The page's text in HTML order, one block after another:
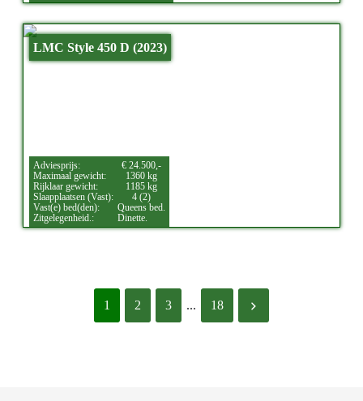
LMC Style 450 D (2023)
Adviesprijs:
€ 24.500,-
Maximaal gewicht:
1360 kg
Rijklaar gewicht:
1185 kg
Slaapplaatsen (Vast):
4 (2)
Vast(e) bed(den):
Queens bed.
Zitgelegenheid.:
Dinette.
1 2 3 ... 18